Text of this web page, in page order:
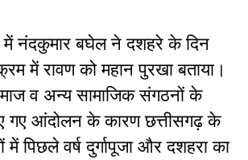
में नंदकुमार बघेल ने दशहरे के दिन
में रावण को महान पुरखा बताया।
व अन्य सामाजिक संगठनों के
गए आंदोलन के कारण छत्तीसगढ़ के
पिछले वर्ष दुर्गापूजा और दशहरा का